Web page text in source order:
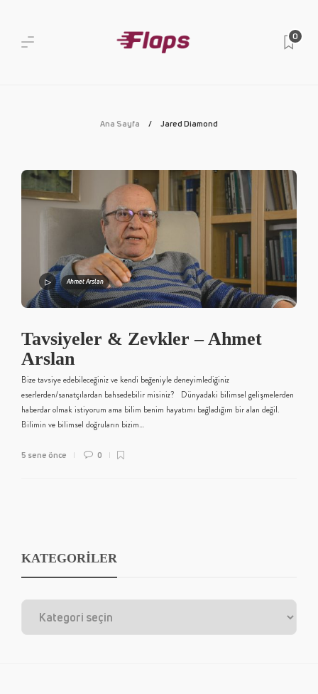
0
Ana Sayfa Jared Diamond
Ahmet Arslan
Tavsiyeler & Zevkler – Ahmet
Arslan
Bize tavsiye edebileceğiniz ve kendi beğeniyle deneyimlediğiniz
eserlerden/sanatçılardan bahsedebilir misiniz? Dünyadaki bilimsel gelişmelerden
haberdar olmak istiyorum ama bilim benim hayatımı bağladığım bir alan değil.
Bilimin ve bilimsel doğruların bizim…
5 sene önce 0
KATEGORİLER